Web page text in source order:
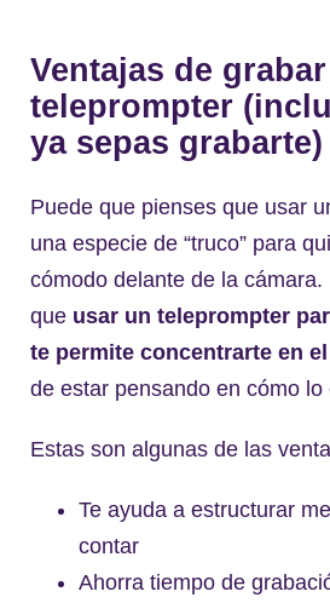
Ventajas de
teleprompter
ya sepas grabarte)
Puede que pienses que usar
una especie de “truco” para
cómodo delante de la
que usar un teleprompter
te permite concentrarte en
de estar pensando en cómo lo
Estas son algunas de las
Te ayuda a estructurar
contar
Ahorra tiempo de